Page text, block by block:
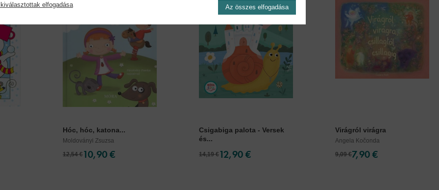
Hóc, hóc, katona...
Moldoványi Zsuzsa
12,54 €10,90 €
Csigabiga palota - Versek
és...
14,19 €12,90 €
Virágról virágra
Angela Kočonda
9,09 €7,90 €
elfogadása Az összes elfogadása